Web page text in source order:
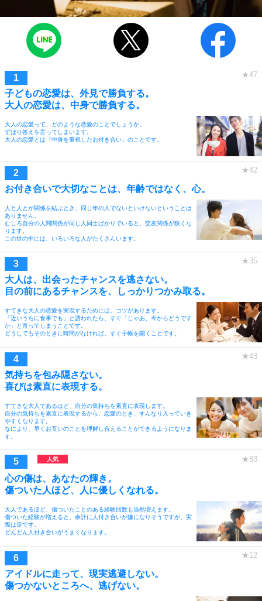
子どもの恋愛は、外見で勝負する。
大人の恋愛は、中身で勝負する。
大人の恋愛って、どのような恋愛のことでしょうか。
ずばり答えを言ってしまいます。
大人の恋愛とは「中身を重視したお付き合い」のことです。
お付き合いで大切なことは、年齢ではなく、心。
人と人とが関係を結ぶとき、同じ年の人でないといけないということは
ありません。
むしろ自分の人間関係が同じ人同士ばかりでいると、交友関係が狭くな
ります。
この世の中には、いろいろな人がたくさんいます。
大人は、出会ったチャンスを逃さない。
目の前にあるチャンスを、しっかりつかみ取る。
すてきな大人の恋愛を実現するためには、コツがあります。
「近いうちに食事でも」と誘われたら、すぐ「じゃあ、今からどうです
か」と言ってしまうことです。
どうしてもそのときに時間がなければ、すぐ手帳を開くことです。
気持ちを包み隠さない。
喜びは素直に表現する。
すてきな大人であるほど、自分の気持ちを素直に表現します。
自分の気持ちを素直に表現するから、恋愛のとき、すんなり入っていき
やすくなります。
なにより、早くお互いのことを理解し合えることができるようになりま
す。
心の傷は、あなたの輝き。
傷ついた人ほど、人に優しくなれる。
大人であるほど、傷ついたことのある経験回数も当然増えます。
傷ついた経験が増えると、余計に人付き合いが嫌になりそうですが、実
際は逆です。
どんどん人付き合いがうまくなります。
アイドルに走って、現実逃避しない。
傷つかないところへ、逃げない。